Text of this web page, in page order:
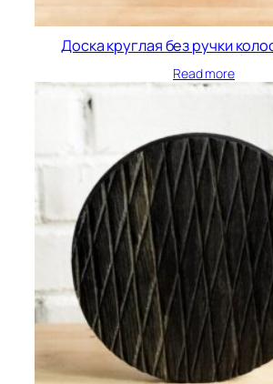
Доска круглая без ручки
Read more